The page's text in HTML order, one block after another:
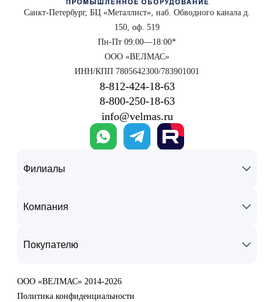
Санкт-Петербург, БЦ «Металлист», наб. Обводного канала д.
150, оф. 519
Пн-Пт 09:00—18:00*
ООО «ВЕЛМАС»
ИНН/КПП 7805642300/783901001
8‑812‑424‑18‑63
8‑800‑250‑18‑63
info@velmas.ru
Филиалы
Компания
Покупателю
ООО «ВЕЛМАС» 2014-2026
Политика конфиденциальности